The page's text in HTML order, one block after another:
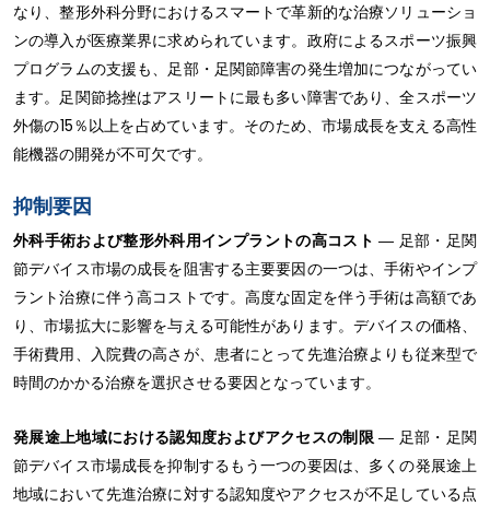
なり、整形外科分野におけるスマートで革新的な治療ソリューショ
ンの導入が医療業界に求められています。政府によるスポーツ振興
プログラムの支援も、足部・足関節障害の発生増加につながってい
ます。足関節捻挫はアスリートに最も多い障害であり、全スポーツ
外傷の15％以上を占めています。そのため、市場成長を支える高性
能機器の開発が不可欠です。
抑制要因
外科手術および整形外科用インプラントの高コスト ― 足部・足関
節デバイス市場の成長を阻害する主要要因の一つは、手術やインプ
ラント治療に伴う高コストです。高度な固定を伴う手術は高額であ
り、市場拡大に影響を与える可能性があります。デバイスの価格、
手術費用、入院費の高さが、患者にとって先進治療よりも従来型で
時間のかかる治療を選択させる要因となっています。
発展途上地域における認知度およびアクセスの制限― 足部・足関
節デバイス市場成長を抑制するもう一つの要因は、多くの発展途上
地域において先進治療に対する認知度やアクセスが不足している点